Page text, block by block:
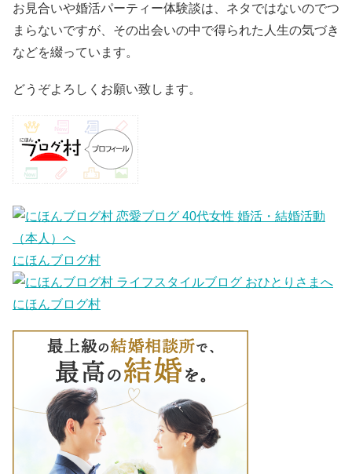
お見合いや婚活パーティー体験談は、ネタではないのでつ
まらないですが、その出会いの中で得られた人生の気づき
などを綴っています。
どうぞよろしくお願い致します。
にほんブログ村
にほんブログ村